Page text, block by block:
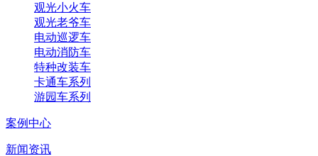
观光小火车
观光老爷车
电动巡逻车
电动消防车
特种改装车
卡通车系列
游园车系列
案例中心
新闻资讯